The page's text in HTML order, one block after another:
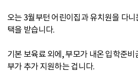
오는 3월부턴 어린이집과 유치원을 다니
택을 받습니다.
기본 보육료 외에, 부모가 내온 입학준
부가 추가 지원하는 겁니다.